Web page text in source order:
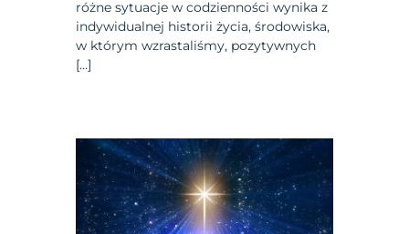
różne sytuacje w codzienności wynika z
indywidualnej historii życia, środowiska,
w którym wzrastaliśmy, pozytywnych
[…]